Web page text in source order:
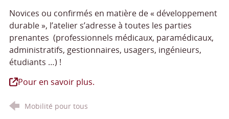
Novices ou confirmés en matière de « développement
durable », l’atelier s’adresse à toutes les parties
prenantes (professionnels médicaux, paramédicaux,
administratifs, gestionnaires, usagers, ingénieurs,
étudiants …) !
Pour en savoir plus.
Mobilité pour tous